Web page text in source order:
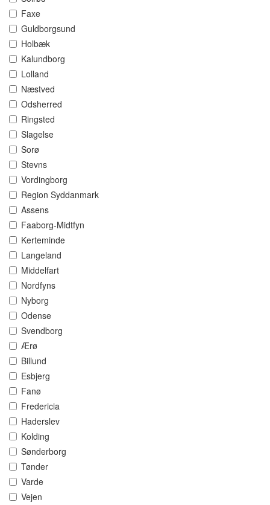
Faxe
Guldborgsund
Holbæk
Kalundborg
Lolland
Næstved
Odsherred
Ringsted
Slagelse
Sorø
Stevns
Vordingborg
Region Syddanmark
Assens
Faaborg-Midtfyn
Kerteminde
Langeland
Middelfart
Nordfyns
Nyborg
Odense
Svendborg
Ærø
Billund
Esbjerg
Fanø
Fredericia
Haderslev
Kolding
Sønderborg
Tønder
Varde
Vejen